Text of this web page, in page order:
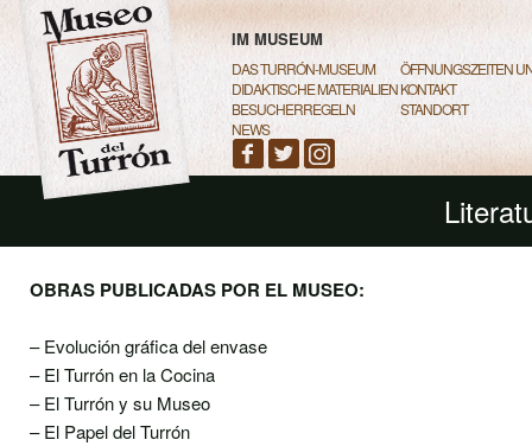
MAIN MENU
SKIP TO PRIMARY CONTENT
SKIP TO SECONDARY CONTENT
IM MUSEUM
DAS TURRÓN-MUSEUM
ÖFFNUNGSZEITEN
DIDAKTISCHE MATERIALIENKONTAKT
BESUCHERREGELN
STANDORT
NEWS
OBRAS PUBLICADAS POR EL MUSEO:
– Evolución gráfica del envase
– El Turrón en la Cocina
– El Turrón y su Museo
– El Papel del Turrón